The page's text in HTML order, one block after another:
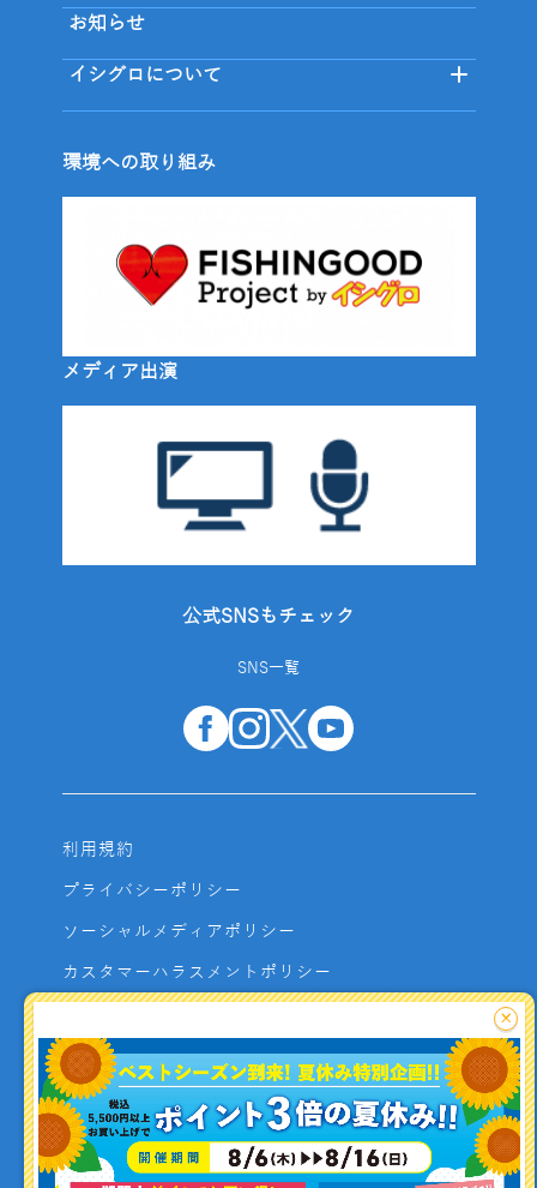
お知らせ
イシグロについて
環境への取り組み
メディア出演
公式SNSもチェック
SNS一覧
利用規約
プライバシーポリシー
ソーシャルメディアポリシー
カスタマーハラスメントポリシー
よくあるご質問
お問い合わせ
利用者資金の保全方法
×